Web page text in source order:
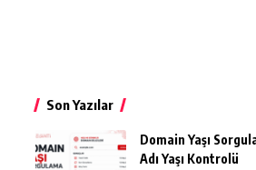
Son Yazılar
Domain Yaşı
Adı Yaşı Kontrolü